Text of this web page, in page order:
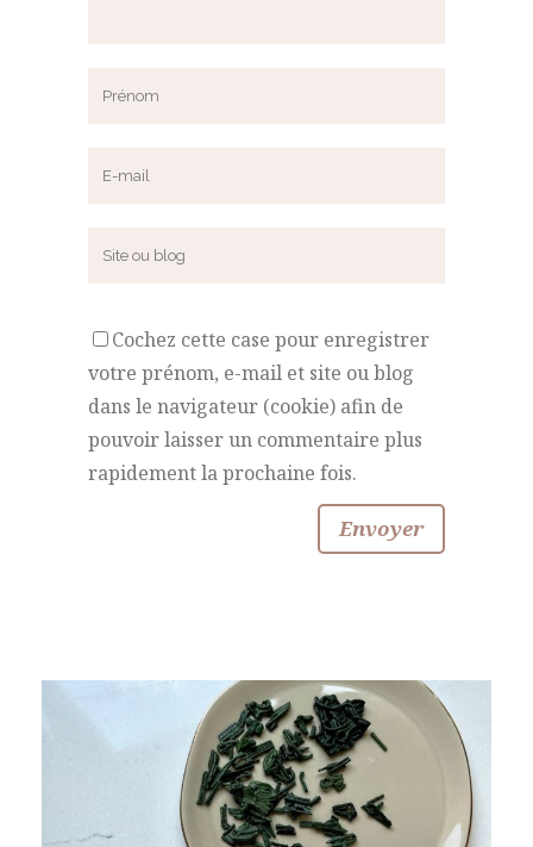
Cochez cette case pour enregistrer
votre prénom, e-mail et site ou blog
dans le navigateur (cookie) afin de
pouvoir laisser un commentaire plus
rapidement la prochaine fois.